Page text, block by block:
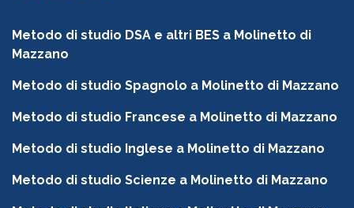
Metodo di studio DSA e altri BES a Molinetto di
Mazzano
Metodo di studio Spagnolo a Molinetto di Mazzano
Metodo di studio Francese a Molinetto di Mazzano
Metodo di studio Inglese a Molinetto di Mazzano
Metodo di studio Scienze a Molinetto di Mazzano